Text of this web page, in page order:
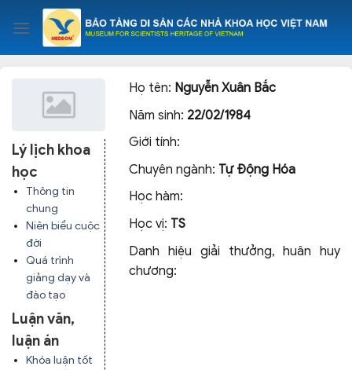
content
Lý lịch khoa
học
Thông tin
chung
Niên biểu cuộc
đời
Quá trình
giảng dạy và
đào tạo
Luận văn,
luận án
Khóa luận tốt
Họ tên: Nguyễn Xuân Bắc
Năm sinh: 22/02/1984
Giới tính:
Chuyên ngành: Tự Động Hóa
Học hàm:
Học vị: TS
Danh hiệu giải thưởng, huân huy
chương: